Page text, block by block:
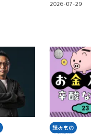
2026-07-29
読みもの